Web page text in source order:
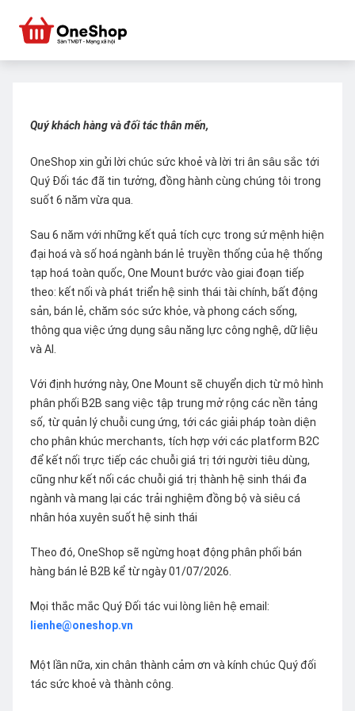
Quý khách hàng và đối tác thân mến,
OneShop xin gửi lời chúc sức khoẻ và lời tri ân sâu sắc tới
Quý Đối tác đã tin tưởng, đồng hành cùng chúng tôi trong
suốt 6 năm vừa qua.
Sau 6 năm với những kết quả tích cực trong sứ mệnh hiện
đại hoá và số hoá ngành bán lẻ truyền thống của hệ thống
tạp hoá toàn quốc, One Mount bước vào giai đoạn tiếp
theo: kết nối và phát triển hệ sinh thái tài chính, bất động
sản, bán lẻ, chăm sóc sức khỏe, và phong cách sống,
thông qua việc ứng dụng sâu năng lực công nghệ, dữ liệu
và AI.
Với định hướng này, One Mount sẽ chuyển dịch từ mô hình
phân phối B2B sang việc tập trung mở rộng các nền tảng
số, từ quản lý chuỗi cung ứng, tới các giải pháp toàn diện
cho phân khúc merchants, tích hợp với các platform B2C
để kết nối trực tiếp các chuỗi giá trị tới người tiêu dùng,
cũng như kết nối các chuỗi giá trị thành hệ sinh thái đa
ngành và mang lại các trải nghiệm đồng bộ và siêu cá
nhân hóa xuyên suốt hệ sinh thái
Theo đó, OneShop sẽ ngừng hoạt động phân phối bán
hàng bán lẻ B2B kể từ ngày 01/07/2026.
Mọi thắc mắc Quý Đối tác vui lòng liên hệ email:
lienhe@oneshop.vn
Một lần nữa, xin chân thành cảm ơn và kính chúc Quý đối
tác sức khoẻ và thành công.